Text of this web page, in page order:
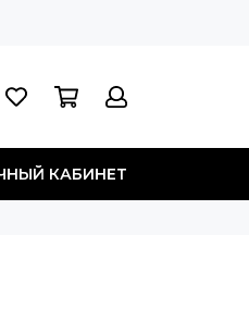
КАБИНЕТ